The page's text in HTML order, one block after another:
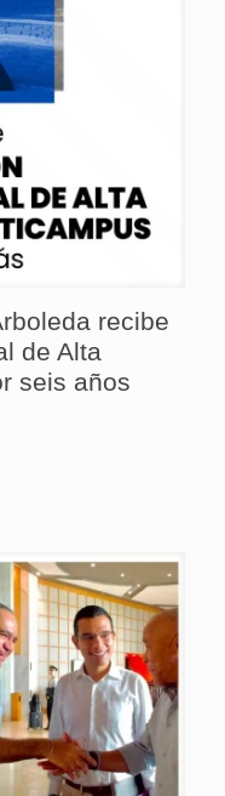
recibe
de Alta
seis años